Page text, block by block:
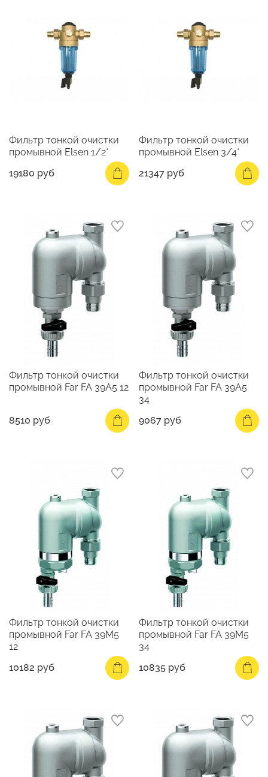
Фильтр тонкой очистки
промывной Elsen 1/2*
19180 руб
Фильтр тонкой очистки
промывной Elsen 3/4*
21347 руб
Фильтр тонкой очистки
промывной Far FA 39A5 12
8510 руб
Фильтр тонкой очистки
промывной Far FA 39A5
34
9067 руб
Фильтр тонкой очистки
промывной Far FA 39M5
12
10182 руб
Фильтр тонкой очистки
промывной Far FA 39M5
34
10835 руб